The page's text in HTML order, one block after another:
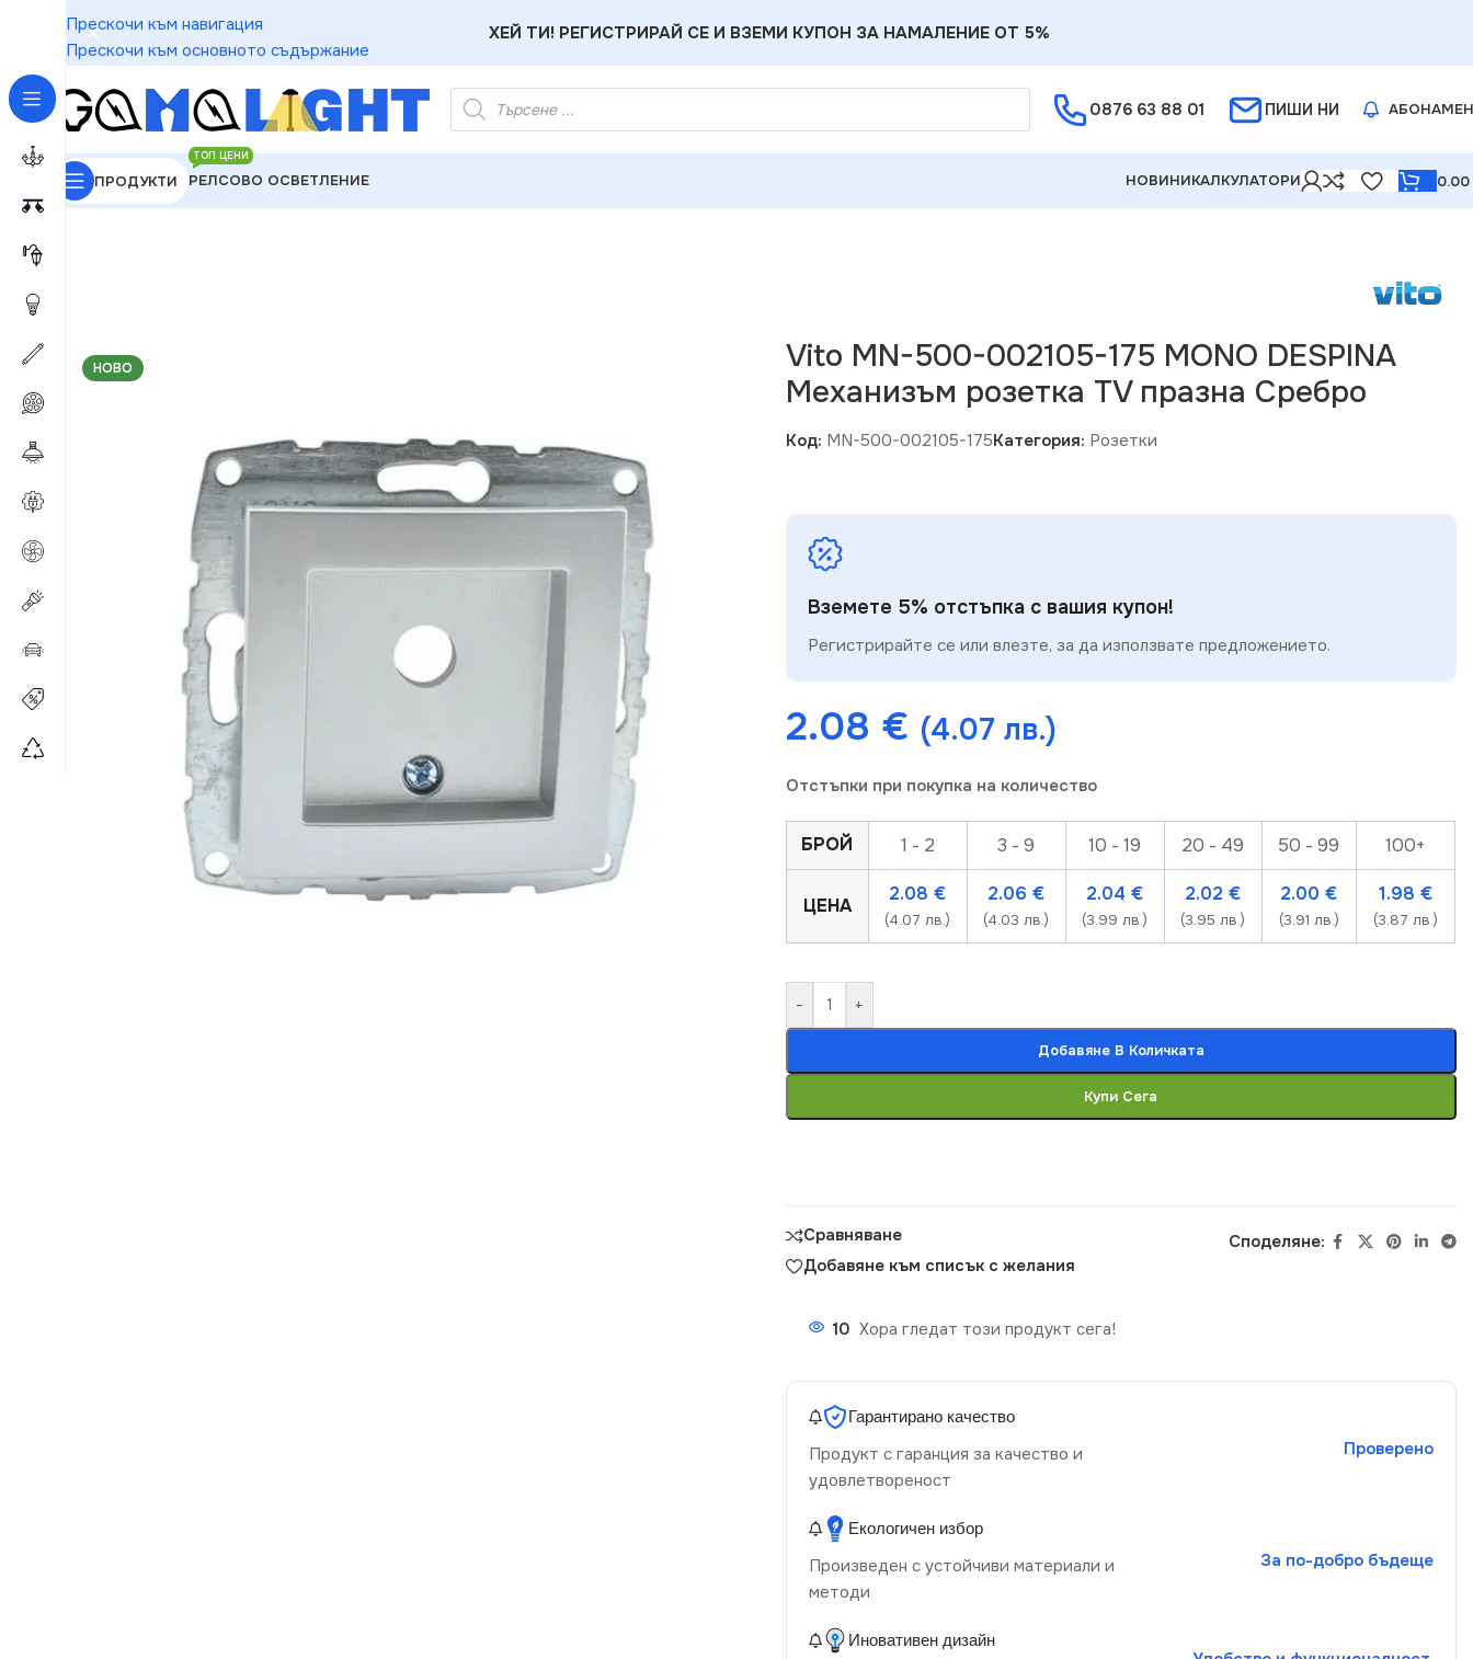
Прескочи към навигация
Прескочи към основното съдържание
ХЕЙ ТИ! РЕГИСТРИРАЙ СЕ И ВЗЕМИ КУПОН ЗА НАМАЛЕНИЕ ОТ 5%
0876 63 88 01 ПИШИ НИ
ПРОДУКТИ РЕЛСОВО ОСВЕТЛЕНИЕ
ТОП ЦЕНИ
НОВИНИКАЛКУЛАТОРИ 0.00
GAMALIGHT»
НОВО
Vito MN-500-002105-175 MONO DESPINA
Механизъм розетка TV празна Сребро
Код: MN-500-002105-175Категория: Розетки
Вземете 5% отстъпка с вашия купон!
Регистрирайте се или влезте, за да използвате предложението.
2.08 € (4.07 лв.)
Отстъпки при покупка на количество
БРОЙ 1 - 2 3 - 9 10 - 19 20 - 49 50 - 99 100+
ЦЕНА
2.08€
(4.07 лв.)
2.06€
(4.03 лв.)
2.04€
(3.99 лв.)
2.02€
(3.95 лв.)
2.00€
(3.91 лв.)
1.98 €
(3.87 лв.)
- +
Добавяне В Количката
Купи Сега
Сравняване
Добавяне към списък с желания
Споделяне:
10 Хора гледат този продукт сега!
Гарантирано качество
Продукт с гаранция за качество и
удовлетвореност
Проверено
Екологичен избор
Произведен с устойчиви материали и
методи
За по-добро бъдеще
Иновативен дизайн